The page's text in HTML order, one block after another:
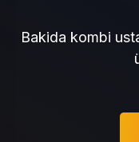
Bakida kombi